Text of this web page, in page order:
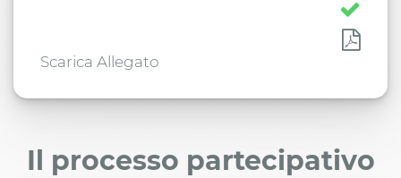
Scarica Allegato
Il processo partecipativo